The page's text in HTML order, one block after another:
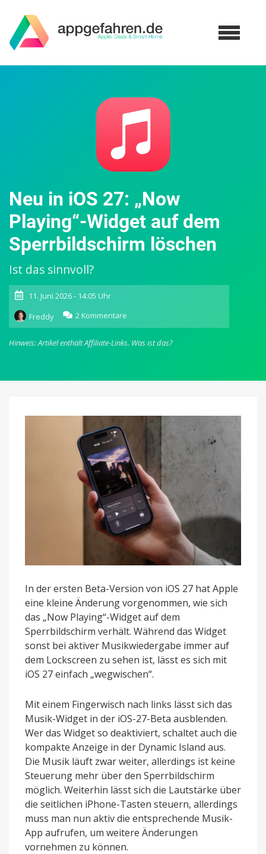
Neu in iOS 27: „Now
Playing“-Widget auf dem
Sperrbildschirm löschen
Ist das sinnvoll?
11. Juni 2026 - 14:05 Uhr
Freddy
2 Kommentare
Neu
iOS
Playing“-
dem
Sperrbildschirm
löschen
Hinweis: Artikel enthält Affiliate-Links. Was ist das?
In der ersten Beta-Version von iOS 27 hat Apple
eine kleine Änderung vorgenommen, wie sich
das „Now Playing“-Widget auf dem
Sperrbildschirm verhält. Während das Widget
sonst bei aktiver Musikwiedergabe immer auf
dem Lockscreen zu sehen ist, lässt es sich mit
iOS 27 einfach „wegwischen“.
Mit einem Fingerwisch nach links lässt sich das
Musik-Widget in der iOS-27-Beta ausblenden.
Wer das Widget so deaktiviert, schaltet auch die
kompakte Anzeige in der Dynamic Island aus.
Die Musik läuft zwar weiter, allerdings ist keine
Steuerung mehr über den Sperrbildschirm
möglich. Weiterhin lässt sich die Lautstärke über
die seitlichen iPhone-Tasten steuern, allerdings
muss man nun aktiv die entsprechende Musik-
App aufrufen, um weitere Änderungen
vornehmen zu können.